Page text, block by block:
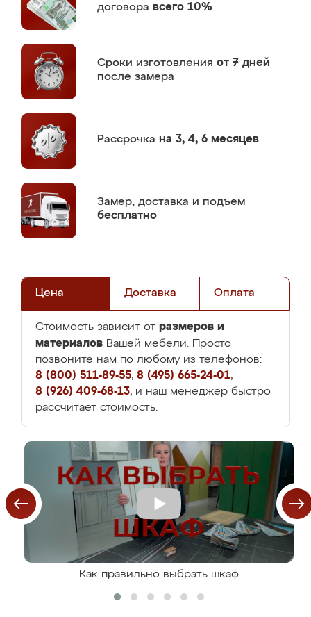
договора всего 10%
Сроки изготовления от 7 дней
после замера
Рассрочка на 3, 4, 6 месяцев
Замер, доставка и подъем
бесплатно
Цена Доставка Оплата
Стоимость зависит от размеров и
материалов Вашей мебели. Просто
позвоните нам по любому из телефонов:
8 (800) 511-89-55, 8 (495) 665-24-01,
8 (926) 409-68-13, и наш менеджер быстро
рассчитает стоимость.
Как правильно выбрать шкаф